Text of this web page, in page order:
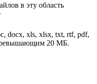
в эту область
docx, xls, xlsx, txt, rtf, pdf,
20 МБ.